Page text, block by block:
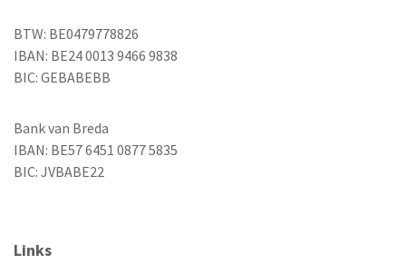
BTW: BE0479778826
IBAN: BE24 0013 9466 9838
BIC: GEBABEBB
Bank van Breda
IBAN: BE57 6451 0877 5835
BIC: JVBABE22
Links